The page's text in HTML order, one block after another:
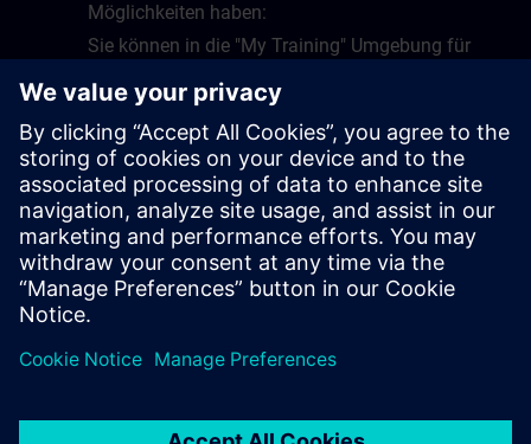
Möglichkeiten haben:
Sie können in die "My Training" Umgebung für
Learning Events oder Learning Journeys
wechseln, oder Sie wechseln in die "My Plan"
Umgebung von SITRAIN access.